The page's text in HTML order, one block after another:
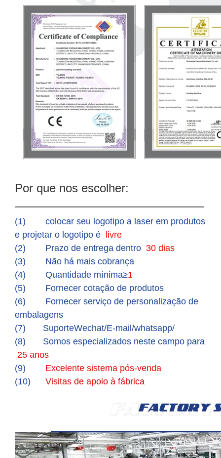
Por que nos escolher:
————————————————
(1) colocar seu logotipo a laser em produtos
e projetar o logotipo é livre
(2) Prazo de entrega dentro 30 dias
(3) Não há mais cobrança
(4) Quantidade mínima≥1
(5) Fornecer cotação de produtos
(6) Fornecer serviço de personalização de
embalagens
(7) SuporteWechat/E-mail/whatsapp/
(8) Somos especializados neste campo para
25 anos
(9) Excelente sistema pós-venda
(10) Visitas de apoio à fábrica